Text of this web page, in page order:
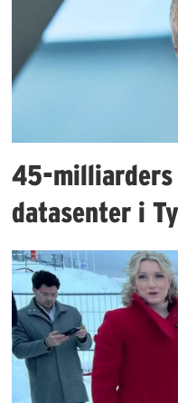
45-
datasenter i